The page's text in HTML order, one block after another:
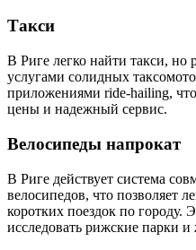
Такси
В Риге легко найти такси, но
услугами солидных
приложениями ride-hailing,
цены и надежный сервис.
Велосипеды напрокат
В Риге действует система
велосипедов, что позволяет
коротких поездок по городу.
исследовать рижские парки